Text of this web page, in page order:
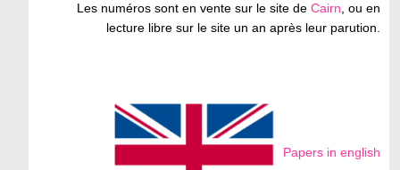
Les numéros sont en vente sur le site deCairn, ou en
lecture libre sur le site un an après leur parution.
Papers in english